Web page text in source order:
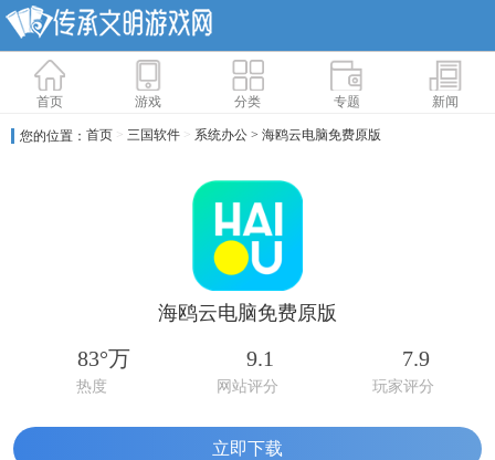
首页 游戏 分类 专题 新闻
您的位置： 首页 > 三国软件 > 系统办公 > 海鸥云电脑免费原版
海鸥云电脑免费原版
83°万
热度
9.1
网站评分
7.9
玩家评分
立即下载